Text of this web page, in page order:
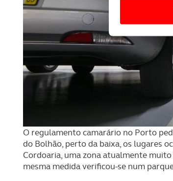
Usamos
e
O ACP
Realçamos
navegação
Consulte a
O regulamento camarário no Porto
do Bolhão, perto da baixa, os lugares
Cordoaria, uma zona atualmente
mesma medida verificou-se num